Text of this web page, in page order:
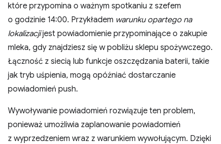
które przypomina o ważnym spotkaniu z szefem
o godzinie 14:00. Przykładem warunku opartego na
lokalizacjijest powiadomienie przypominające o zakupie
mleka, gdy znajdziesz się w pobliżu sklepu spożywczego.
Łączność z siecią lub funkcje oszczędzania baterii, takie
jak tryb uśpienia, mogą opóźniać dostarczanie
powiadomień push.
Wywoływanie powiadomień rozwiązuje ten problem,
ponieważ umożliwia zaplanowanie powiadomień
z wyprzedzeniem wraz z warunkiem wywołującym. Dzięki